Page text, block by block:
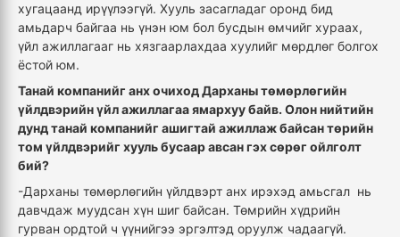
хугацаанд ирүүлээгүй. Хууль засагладаг оронд бид
амьдарч байгаа нь үнэн юм бол бусдын өмчийг хураах,
үйл ажиллагааг нь хязгаарлахдаа хуулийг мөрдлөг болгох
ёстой юм.
Танай компанийг анх очиход Дарханы төмөрлөгийн
үйлдвэрийн үйл ажиллагаа ямархуу байв. Олон нийтийн
дунд танай компанийг ашигтай ажиллаж байсан төрийн
том үйлдвэрийг хууль бусаар авсан гэх сөрөг ойлголт
бий?
-Дарханы төмөрлөгийн үйлдвэрт анх ирэхэд амьсгал нь
давчдаж муудсан хүн шиг байсан. Төмрийн хүдрийн
гурван ордтой ч үүнийгээ эргэлтэд оруулж чадаагүй.